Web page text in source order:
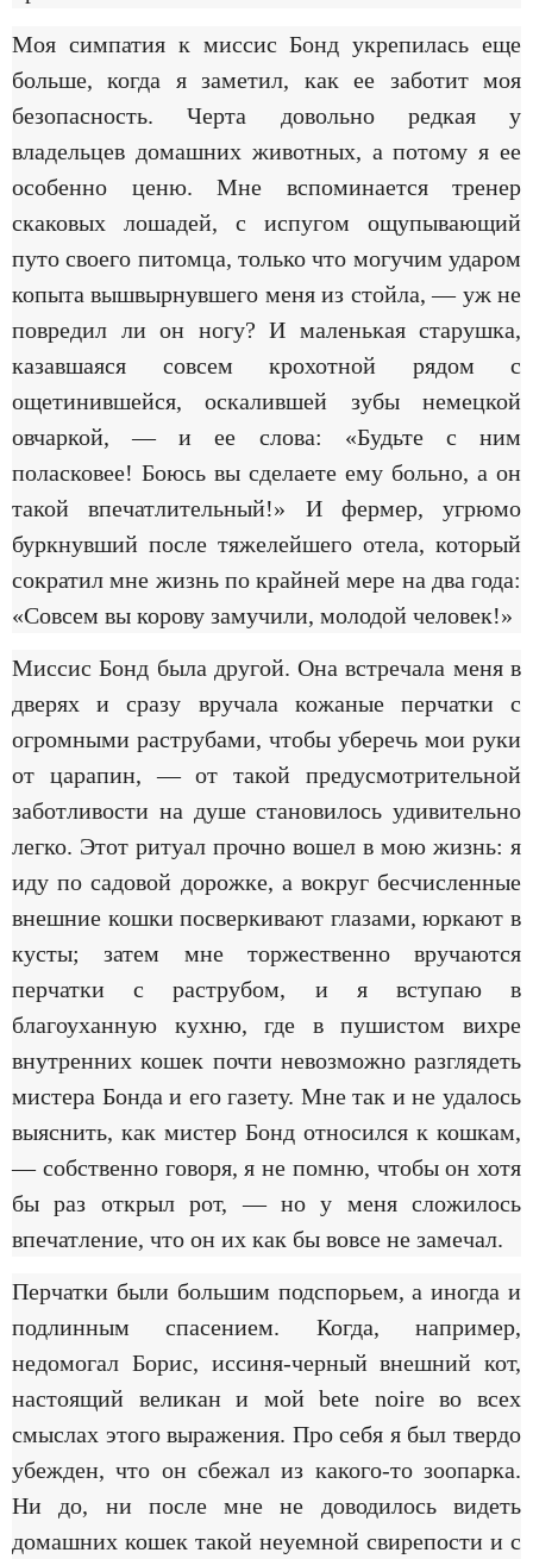
Моя симпатия к миссис Бонд укрепилась еще
больше, когда я заметил, как ее заботит моя
безопасность. Черта довольно редкая у
владельцев домашних животных, а потому я ее
особенно ценю. Мне вспоминается тренер
скаковых лошадей, с испугом ощупывающий
путо своего питомца, только что могучим ударом
копыта вышвырнувшего меня из стойла, — уж не
повредил ли он ногу? И маленькая старушка,
казавшаяся совсем крохотной рядом с
ощетинившейся, оскалившей зубы немецкой
овчаркой, — и ее слова: «Будьте с ним
поласковее! Боюсь вы сделаете ему больно, а он
такой впечатлительный!» И фермер, угрюмо
буркнувший после тяжелейшего отела, который
сократил мне жизнь по крайней мере на два года:
«Совсем вы корову замучили, молодой человек!»
Миссис Бонд была другой. Она встречала меня в
дверях и сразу вручала кожаные перчатки с
огромными раструбами, чтобы уберечь мои руки
от царапин, — от такой предусмотрительной
заботливости на душе становилось удивительно
легко. Этот ритуал прочно вошел в мою жизнь: я
иду по садовой дорожке, а вокруг бесчисленные
внешние кошки посверкивают глазами, юркают в
кусты; затем мне торжественно вручаются
перчатки с раструбом, и я вступаю в
благоуханную кухню, где в пушистом вихре
внутренних кошек почти невозможно разглядеть
мистера Бонда и его газету. Мне так и не удалось
выяснить, как мистер Бонд относился к кошкам,
— собственно говоря, я не помню, чтобы он хотя
бы раз открыл рот, — но у меня сложилось
впечатление, что он их как бы вовсе не замечал.
Перчатки были большим подспорьем, а иногда и
подлинным спасением. Когда, например,
недомогал Борис, иссиня-черный внешний кот,
настоящий великан и мой bete noire во всех
смыслах этого выражения. Про себя я был твердо
убежден, что он сбежал из какого-то зоопарка.
Ни до, ни после мне не доводилось видеть
домашних кошек такой неуемной свирепости и с